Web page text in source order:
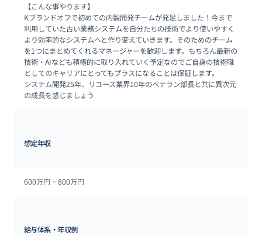
【こんな事やります】
Kブランドオフで初めての内製開発チームが発足しました！今まで
利用していた古い業務システムを自分たちの技術でより使いやすく
より効率的なシステムへと作り変えていきます。そのためのチーム
を1つにまとめてくれるマネージャーを歓迎します。もちろん最新の
技術・AIなども積極的に取り入れていく予定なのでご自身の技術職
としてのキャリアにとってもプラスになることは保証します。
システム開発25年、リユース業界10年のベテラン部長と共に異次元
の成長を感じましょう
想定年収
600万円 ~ 800万円
給与体系・年収例